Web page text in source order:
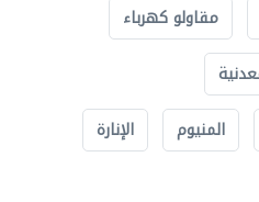
مقاولو كهرباء
المنيوم
الإنارة